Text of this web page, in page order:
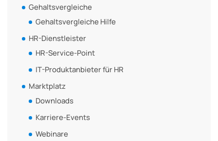
Gehaltsvergleiche
Gehaltsvergleiche Hilfe
HR-Dienstleister
HR-Service-Point
IT-Produktanbieter für HR
Marktplatz
Downloads
Karriere-Events
Webinare